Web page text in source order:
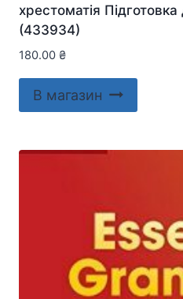
хрестоматія
(433934)
180.00 ₴
В магазин